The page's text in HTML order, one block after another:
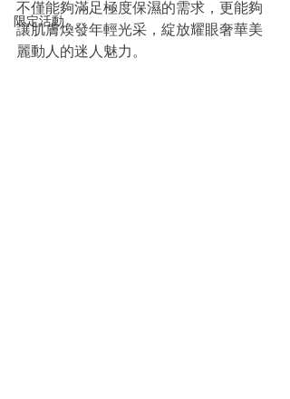
限定活動
不僅能夠滿足極度保濕的需求，更能夠
讓肌膚煥發年輕光采，綻放耀眼奢華美
麗動人的迷人魅力。